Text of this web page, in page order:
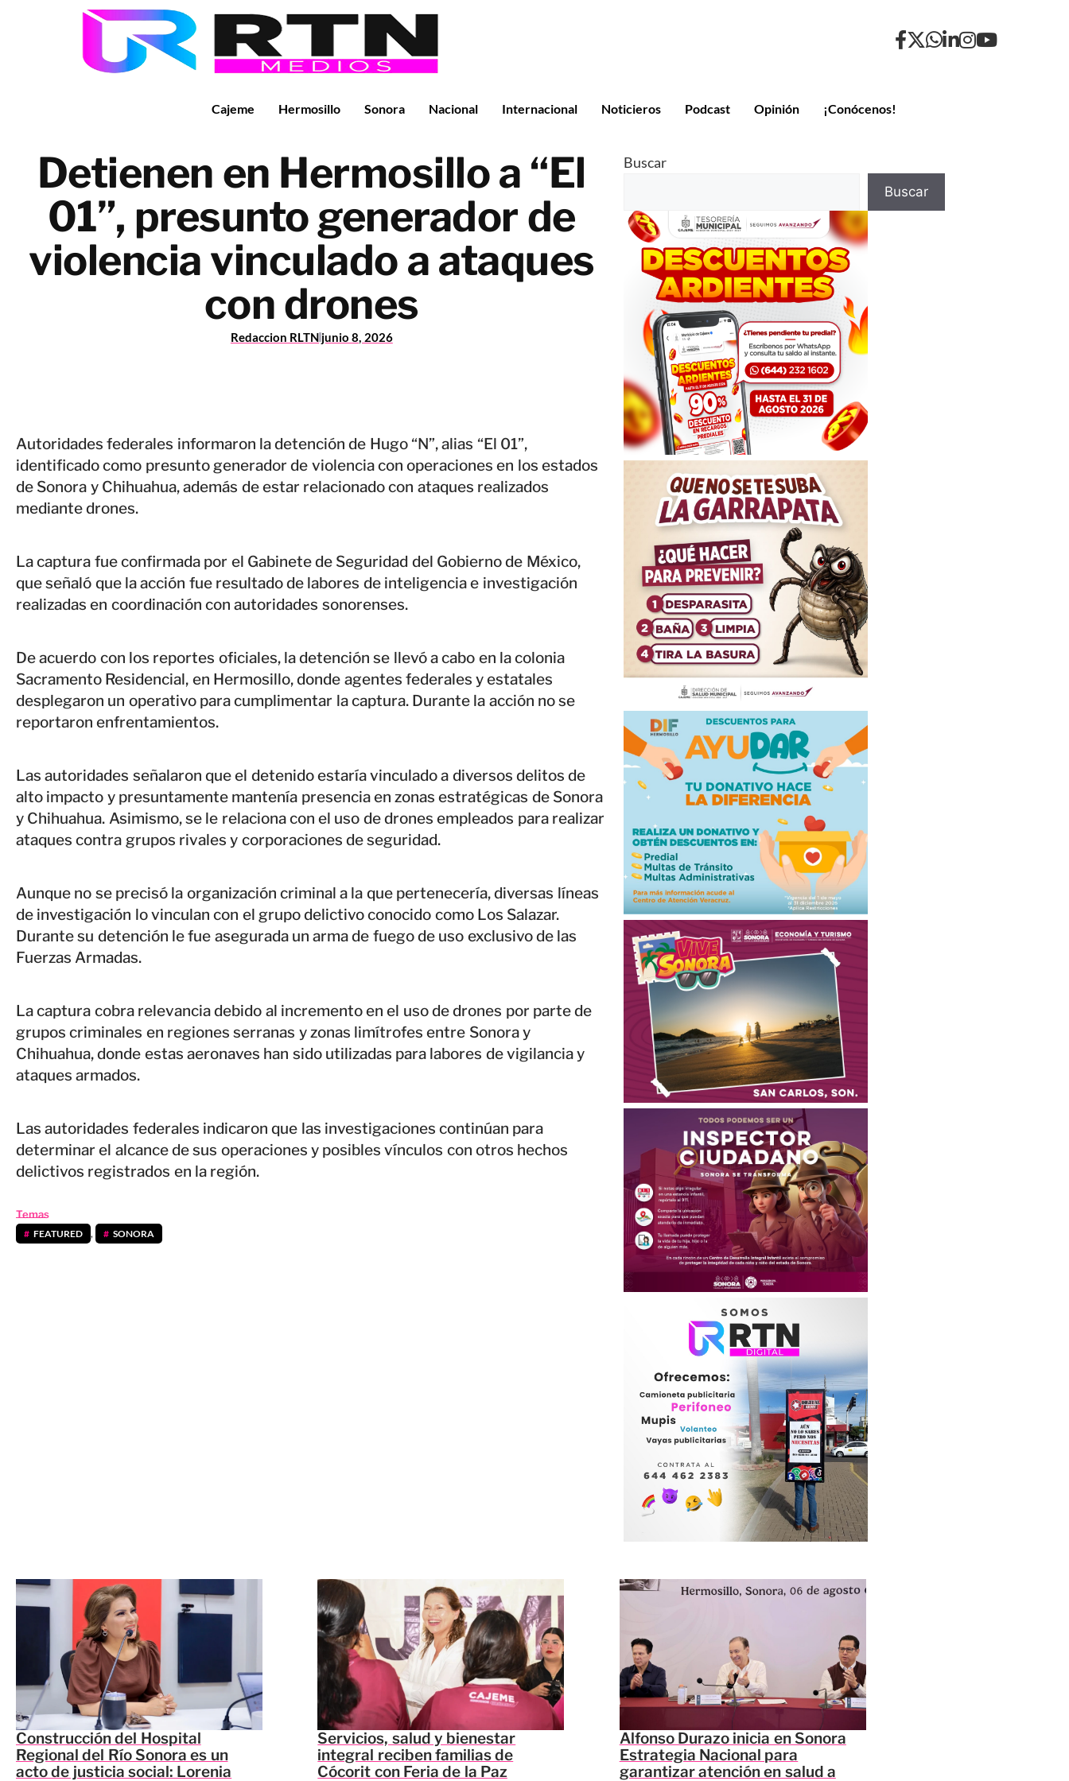
Cajeme Hermosillo Sonora Nacional Internacional Noticieros Podcast Opinión ¡Conócenos!
Detienen en Hermosillo a “El
01”, presunto generador de
violencia vinculado a ataques
con drones
Redaccion RLTN junio 8, 2026
Autoridades federales informaron la detención de Hugo “N”, alias “El 01”,
identificado como presunto generador de violencia con operaciones en los estados
de Sonora y Chihuahua, además de estar relacionado con ataques realizados
mediante drones.
La captura fue confirmada por el Gabinete de Seguridad del Gobierno de México,
que señaló que la acción fue resultado de labores de inteligencia e investigación
realizadas en coordinación con autoridades sonorenses.
De acuerdo con los reportes oficiales, la detención se llevó a cabo en la colonia
Sacramento Residencial, en Hermosillo, donde agentes federales y estatales
desplegaron un operativo para cumplimentar la captura. Durante la acción no se
reportaron enfrentamientos.
Las autoridades señalaron que el detenido estaría vinculado a diversos delitos de
alto impacto y presuntamente mantenía presencia en zonas estratégicas de Sonora
y Chihuahua. Asimismo, se le relaciona con el uso de drones empleados para realizar
ataques contra grupos rivales y corporaciones de seguridad.
Aunque no se precisó la organización criminal a la que pertenecería, diversas líneas
de investigación lo vinculan con el grupo delictivo conocido como Los Salazar.
Durante su detención le fue asegurada un arma de fuego de uso exclusivo de las
Fuerzas Armadas.
La captura cobra relevancia debido al incremento en el uso de drones por parte de
grupos criminales en regiones serranas y zonas limítrofes entre Sonora y
Chihuahua, donde estas aeronaves han sido utilizadas para labores de vigilancia y
ataques armados.
Las autoridades federales indicaron que las investigaciones continúan para
determinar el alcance de sus operaciones y posibles vínculos con otros hechos
delictivos registrados en la región.
Temas
FEATURED , SONORA
Buscar
Buscar
Construcción del Hospital
Regional del Río Sonora es un
acto de justicia social: Lorenia
Servicios, salud y bienestar
integral reciben familias de
Cócorit con Feria de la Paz
Alfonso Durazo inicia en Sonora
Estrategia Nacional para
garantizar atención en salud a